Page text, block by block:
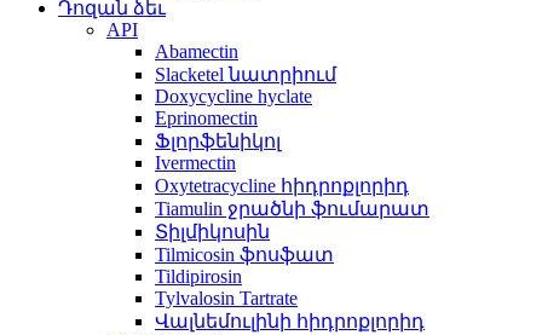
Դոզան ձեւ
API
Abamectin
Slacketel նատրիում
Doxycycline hyclate
Eprinomectin
Ֆլորֆենիկոլ
Ivermectin
Oxytetracycline հիդրոքլորիդ
Tiamulin ջրածնի ֆումարատ
Տիլմիկոսին
Tilmicosin ֆոսֆատ
Tildipirosin
Tylvalosin Tartrate
Վալնեմուլինի հիդրոքլորիդ